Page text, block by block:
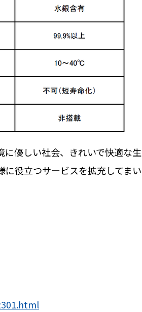
優しい社会、きれいで快適な
役立つサービスを拡充してま